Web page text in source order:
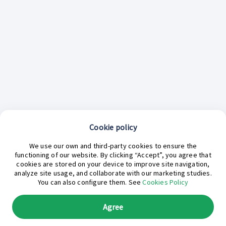
¿En qué podemos ayudarte hoy?
Cookie policy
We use our own and third-party cookies to ensure the
functioning of our website. By clicking “Accept”, you agree that
cookies are stored on your device to improve site navigation,
analyze site usage, and collaborate with our marketing studies.
You can also configure them. SeeCookies Policy
Agree